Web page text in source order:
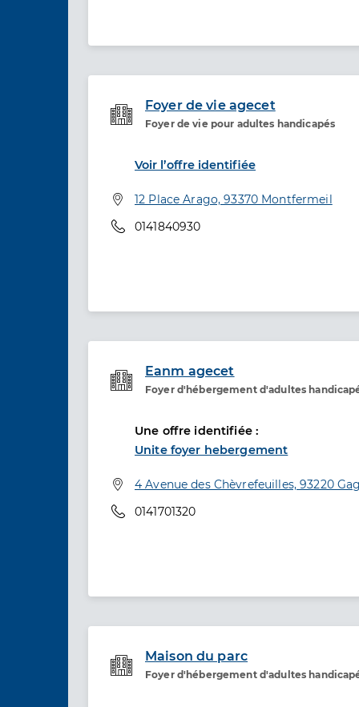
Foyer de vie agecet
Foyer de vie pour adultes handicapés
Etablissement de soins
Voir l’offre identifiée
Adresse
12 Place Arago, 93370 Montfermeil
Téléphone
0141840930
Eanm agecet
Foyer d'hébergement d'adultes
Etablissement de soins
Une offre identifiée :
Unite foyer hebergement
Adresse
4 Avenue des Chèvrefeuilles, 93220
Téléphone
0141701320
Maison du parc
Foyer d'hébergement d'adultes
Etablissement de soins